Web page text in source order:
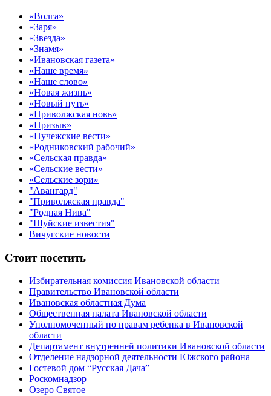
«Волга»
«Заря»
«Звезда»
«Знамя»
«Ивановская газета»
«Наше время»
«Наше слово»
«Новая жизнь»
«Новый путь»
«Приволжская новь»
«Призыв»
«Пучежские вести»
«Родниковский рабочий»
«Сельская правда»
«Сельские вести»
«Сельские зори»
"Авангард"
"Приволжская правда"
"Родная Нива"
"Шуйские известия"
Вичугские новости
Стоит посетить
Избирательная комиссия Ивановской области
Правительство Ивановской области
Ивановская областная Дума
Общественная палата Ивановской области
Уполномоченный по правам ребенка в Ивановской
области
Департамент внутренней политики Ивановской области
Отделение надзорной деятельности Южского района
Гостевой дом “Русская Дача”
Роскомнадзор
Озеро Святое